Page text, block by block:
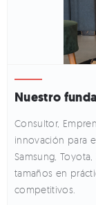
Nuestro
Consultor,
innovación para
Samsung,
tamaños en
competitivos.